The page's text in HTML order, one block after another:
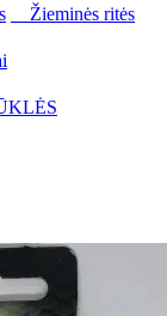
Žieminės ritės